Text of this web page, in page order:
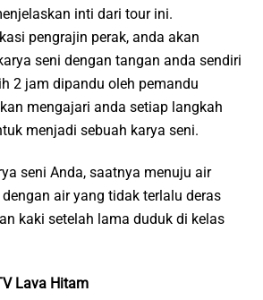
inti dari tour ini.
pengrajin perak, anda akan
seni dengan tangan anda sendiri
2 jam dipandu oleh pemandu
mengajari anda setiap langkah
menjadi sebuah karya seni.
seni Anda, saatnya menuju air
air yang tidak terlalu deras
kaki setelah lama duduk di kelas
Lava Hitam